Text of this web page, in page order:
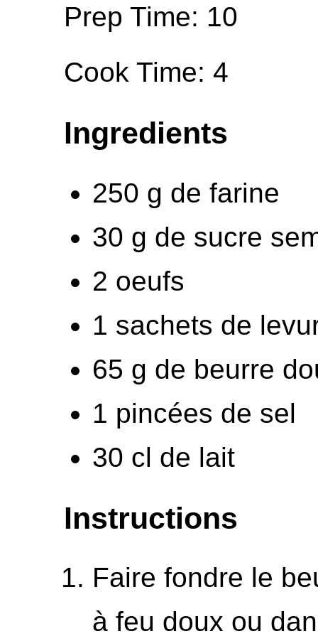
Prep Time: 10
Cook Time: 4
Ingredients
250 g de farine
30 g de sucre
2 oeufs
1 sachets de
65 g de beurre
1 pincées de sel
30 cl de lait
Instructions
Faire fondre le
à feu doux ou